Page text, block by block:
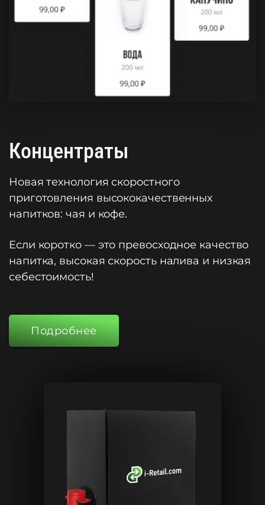
Концентраты
Новая технология скоростного
приготовления высококачественных
напитков: чая и кофе.
Если коротко — это превосходное качество
напитка, высокая скорость налива и низкая
себестоимость!
Подробнее